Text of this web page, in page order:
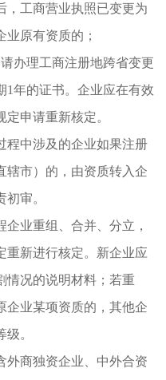
，工商营业执照已变更为
原有资质的；
理工商注册地跨省变更
1年的证书。企业应在有效
申请重新核定。
中涉及的企业如果注册
辖市）的，由资质转入企
审。
业重组、合并、分立，
重新进行核定。新企业应
情况的说明材料；若重
企业某项资质的，其他企
。
商独资企业、中外合资